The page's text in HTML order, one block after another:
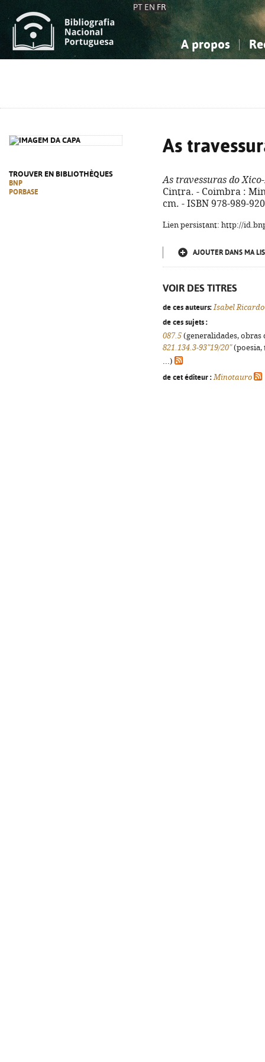
PT EN FR
A propos
TROUVER EN BIBLIOTHÈQUES
BNP
PORBASE
As
As travessuras do
Cintra. - Coimbra :
cm. - ISBN 978-989-
Lien persistant: http://
AJOUTER DANS MA
VOIR DES TITRES
de ces auteurs: Isabel
de ces sujets :
087.5 (generalidades,
821.134.3-93"19/20"(poesia,
...)
de cet éditeur : Minotauro